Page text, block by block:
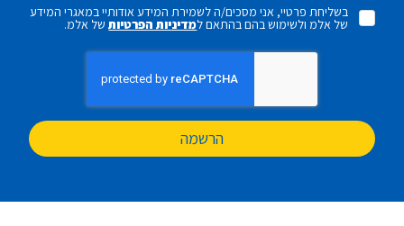
בשליחת פרטיי, אני מסכים/ה לשמירת המידע אודותיי במאגרי המידע
של אלמ ולשימוש בהם בהתאם למדיניות הפרטיותשל אלמ.
הרשמה